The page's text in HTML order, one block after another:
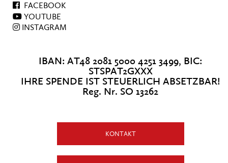
FACEBOOK
YOUTUBE
INSTAGRAM
IBAN: AT48 2081 5000 4251 3499, BIC:
STSPAT2GXXX
IHRE SPENDE IST STEUERLICH ABSETZBAR!
Reg. Nr. SO 13262
KONTAKT